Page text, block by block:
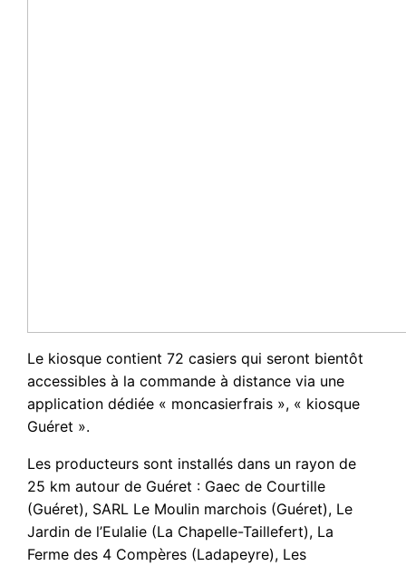
Le kiosque contient 72 casiers qui seront bientôt
accessibles à la commande à distance via une
application dédiée « moncasierfrais », « kiosque
Guéret ».
Les producteurs sont installés dans un rayon de
25 km autour de Guéret : Gaec de Courtille
(Guéret), SARL Le Moulin marchois (Guéret), Le
Jardin de l’Eulalie (La Chapelle-Taillefert), La
Ferme des 4 Compères (Ladapeyre), Les